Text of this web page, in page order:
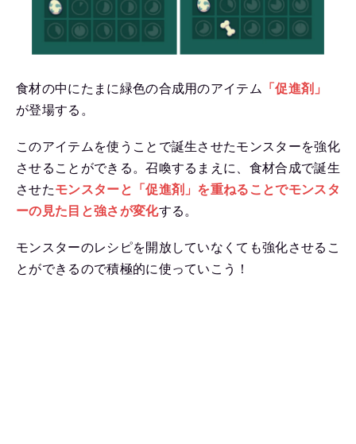
食材の中にたまに緑色の合成用のアイテム
「促進剤」
が登場する。
このアイテムを使うことで誕生させたモンスターを強化
させることができる。召喚するまえに、食材合成で誕生
させたモンスターと「促進剤」を重ねることでモンスタ
ーの見た目と強さが変化する。
モンスターのレシピを開放していなくても強化させるこ
とができるので積極的に使っていこう！